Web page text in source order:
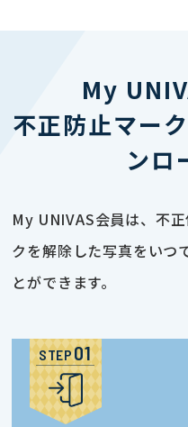
My
不正防止マー
ンロ
My UNIVAS会員は、不
クを解除した写真をいつ
とができます。
STEP